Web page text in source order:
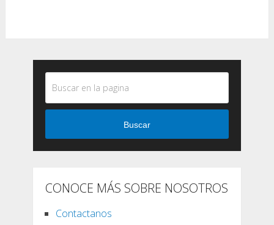
Buscar
CONOCE MÁS SOBRE NOSOTROS
Contactanos